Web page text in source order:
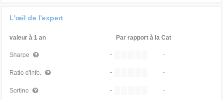
L'œil de l'expert
valeur à 1 an Par rapport à la Cat
Sharpe - -
Ratio d'info. - -
Sortino - -